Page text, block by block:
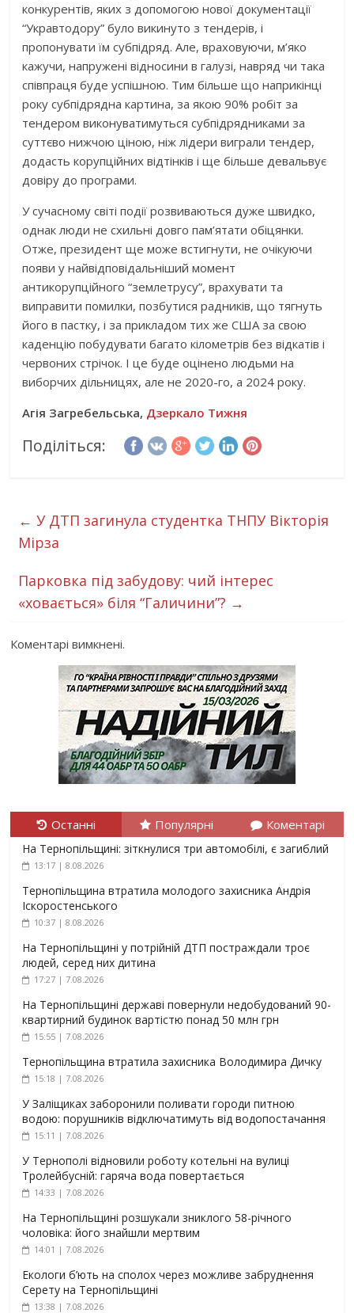
конкурентів, яких з допомогою нової документації
“Укравтодору” було викинуто з тендерів, і
пропонувати їм субпідряд. Але, враховуючи, м’яко
кажучи, напружені відносини в галузі, навряд чи така
співпраця буде успішною. Тим більше що наприкінці
року субпідрядна картина, за якою 90% робіт за
тендером виконуватимуться субпідрядниками за
суттєво нижчою ціною, ніж лідери виграли тендер,
додасть корупційних відтінків і ще більше девальвує
довіру до програми.
У сучасному світі події розвиваються дуже швидко,
однак люди не схильні довго пам’ятати обіцянки.
Отже, президент ще може встигнути, не очікуючи
появи у найвідповідальніший момент
антикорупційного “землетрусу”, врахувати та
виправити помилки, позбутися радників, що тягнуть
його в пастку, і за прикладом тих же США за свою
каденцію побудувати багато кілометрів без відкатів і
червоних стрічок. І це буде оцінено людьми на
виборчих дільницях, але не 2020-го, а 2024 року.
Агія Загребельська, Дзеркало Тижня
Поділіться:
← У ДТП загинула студентка ТНПУ Вікторія
Мірза
Парковка під забудову: чий інтерес
«ховається» біля “Галичини”? →
Коментарі вимкнені.
Останні Популярні Коментарі
На Тернопільщині: зіткнулися три автомобілі, є загиблий
13:17 | 8.08.2026
Тернопільщина втратила молодого захисника Андрія
Іскоростенського
10:37 | 8.08.2026
На Тернопільщині у потрійній ДТП постраждали троє
людей, серед них дитина
17:27 | 7.08.2026
На Тернопільщині державі повернули недобудований 90-
квартирний будинок вартістю понад 50 млн грн
15:55 | 7.08.2026
Тернопільщина втратила захисника Володимира Дичку
15:18 | 7.08.2026
У Заліщиках заборонили поливати городи питною
водою: порушників відключатимуть від водопостачання
15:11 | 7.08.2026
У Тернополі відновили роботу котельні на вулиці
Тролейбусній: гаряча вода повертається
14:33 | 7.08.2026
На Тернопільщині розшукали зниклого 58-річного
чоловіка: його знайшли мертвим
14:01 | 7.08.2026
Екологи б’ють на сполох через можливе забруднення
Серету на Тернопільщині
13:38 | 7.08.2026